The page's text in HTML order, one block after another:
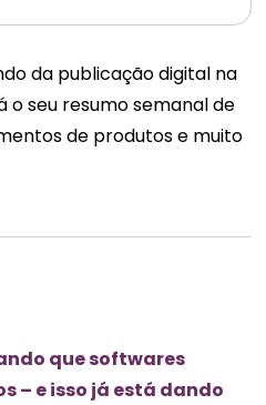
da publicação digital na
o seu resumo semanal de
de produtos e muito
que softwares
– e isso já está dando